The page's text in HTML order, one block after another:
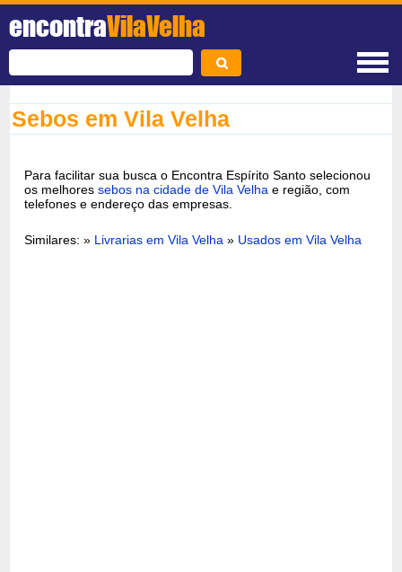
encontraVilaVelha
Sebos em Vila Velha
Para facilitar sua busca o Encontra Espírito Santo selecionou
os melhoressebos na cidade de Vila Velha e região, com
telefones e endereço das empresas.
Similares: » Livrarias em Vila Velha » Usados em Vila Velha